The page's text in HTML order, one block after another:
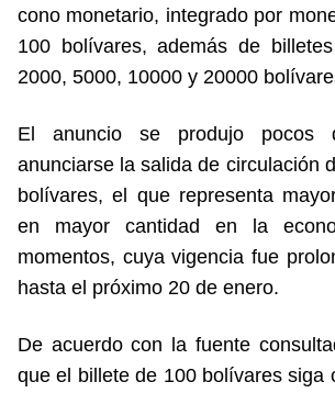
cono monetario, integrado por
100 bolívares, además de
2000, 5000, 10000 y 20000
El anuncio se produjo pocos
anunciarse la salida de circulación
bolívares, el que representa
en mayor cantidad en la
momentos, cuya vigencia fue
hasta el próximo 20 de enero.
De acuerdo con la fuente
que el billete de 100 bolívares siga